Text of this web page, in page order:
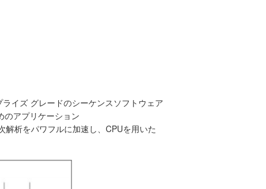
イズ グレードのシーケンスソフトウェア
のアプリケーション
析をパワフルに加速し、CPUを用いた